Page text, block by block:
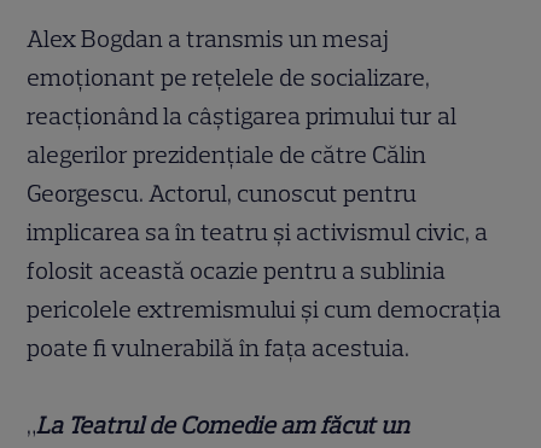
Alex Bogdan a transmis un mesaj
emoționant pe rețelele de socializare,
reacționând la câștigarea primului tur al
alegerilor prezidențiale de către Călin
Georgescu. Actorul, cunoscut pentru
implicarea sa în teatru și activismul civic, a
folosit această ocazie pentru a sublinia
pericolele extremismului și cum democrația
poate fi vulnerabilă în fața acestuia.
„La Teatrul de Comedie am făcut un